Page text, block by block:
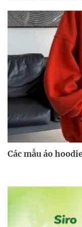
Các mẫu áo